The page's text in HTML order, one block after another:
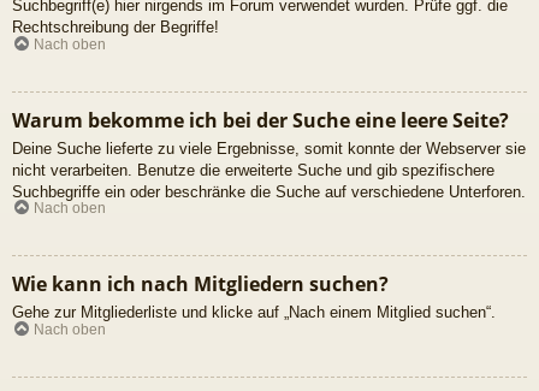
Suchbegriff(e) hier nirgends im Forum verwendet wurden. Prüfe ggf. die
Rechtschreibung der Begriffe!
Nach oben
Warum bekomme ich bei der Suche eine leere Seite?
Deine Suche lieferte zu viele Ergebnisse, somit konnte der Webserver sie
nicht verarbeiten. Benutze die erweiterte Suche und gib spezifischere
Suchbegriffe ein oder beschränke die Suche auf verschiedene Unterforen.
Nach oben
Wie kann ich nach Mitgliedern suchen?
Gehe zur Mitgliederliste und klicke auf „Nach einem Mitglied suchen“.
Nach oben